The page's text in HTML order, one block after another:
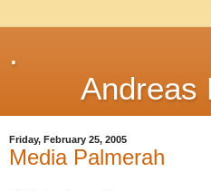
.
Andreas
Friday, February 25, 2005
Media Palmerah